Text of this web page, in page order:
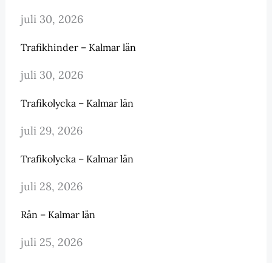
juli 30, 2026
Trafikhinder – Kalmar län
juli 30, 2026
Trafikolycka – Kalmar län
juli 29, 2026
Trafikolycka – Kalmar län
juli 28, 2026
Rån – Kalmar län
juli 25, 2026